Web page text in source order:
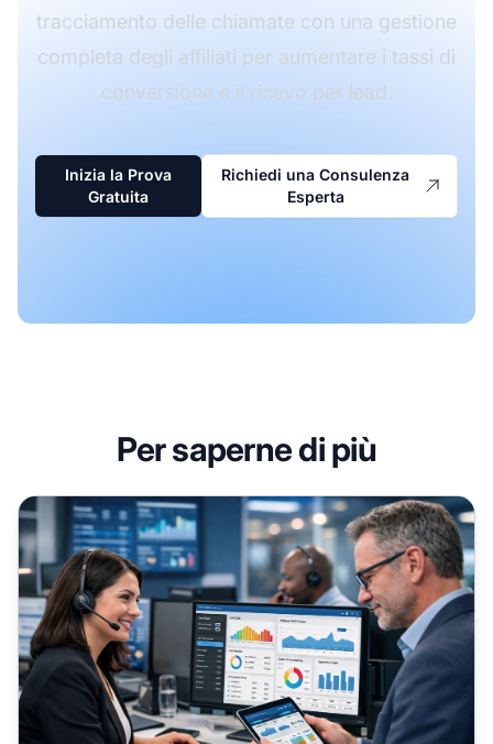
tracciamento delle chiamate con una gestione
completa degli affiliati per aumentare i tassi di
conversione e il ricavo per lead.
Inizia la Prova
Gratuita
Richiedi una Consulenza
Esperta
Per saperne di più
Come il software per call center migliora il marketing